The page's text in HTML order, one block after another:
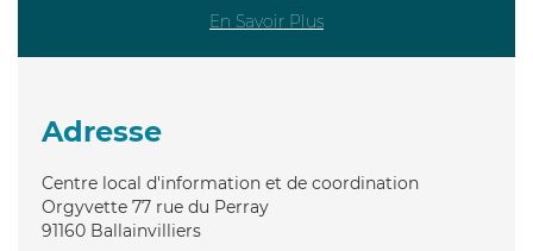
En Savoir Plus
Adresse
Centre local d'information et de coordination
Orgyvette 77 rue du Perray
91160 Ballainvilliers